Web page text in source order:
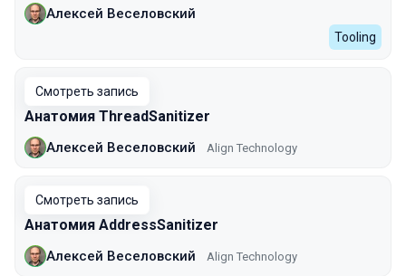
Алексей Веселовский
Tooling
Смотреть запись
Анатомия ThreadSanitizer
Алексей Веселовский Align Technology
Смотреть запись
Анатомия AddressSanitizer
Алексей Веселовский Align Technology